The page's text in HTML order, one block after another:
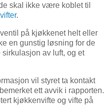
skal ikke være koblet til
.
på kjøkkenet helt eller
en gunstig løsning for de
av luft, og et
vil styret ta kontakt
ett avvik i rapporten.
kjøkkenvifte og vifte på